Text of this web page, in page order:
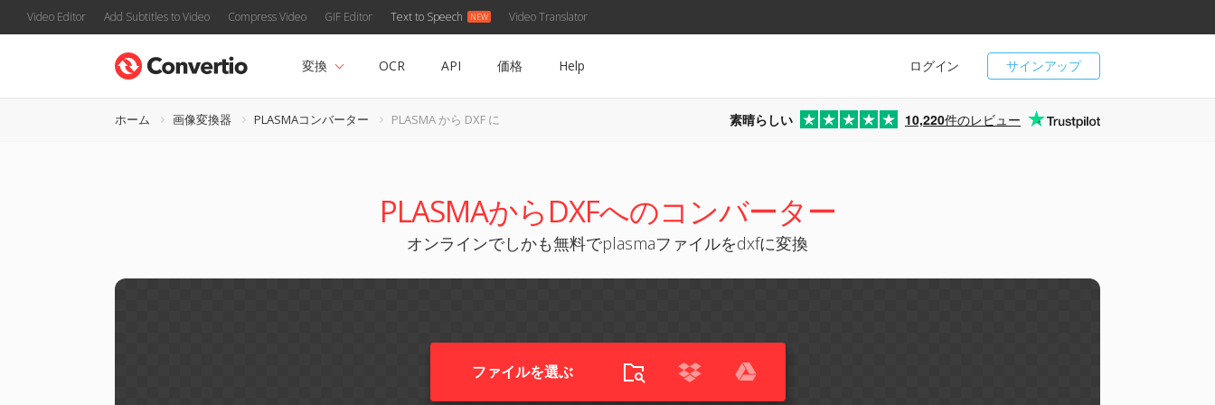
Video Editor Add Subtitles to Video Compress Video GIF Editor Text to Speech Video Translator
サインアップ
ログイン
変換 OCR API 価格 Help
ホーム 画像変換器 PLASMAコンバーター PLASMA から DXF に 素晴らしい 10,220件のレビュー
PLASMAからDXFへのコンバーター
オンラインでしかも無料でplasmaファイルをdxfに変換
ファイルを選ぶ